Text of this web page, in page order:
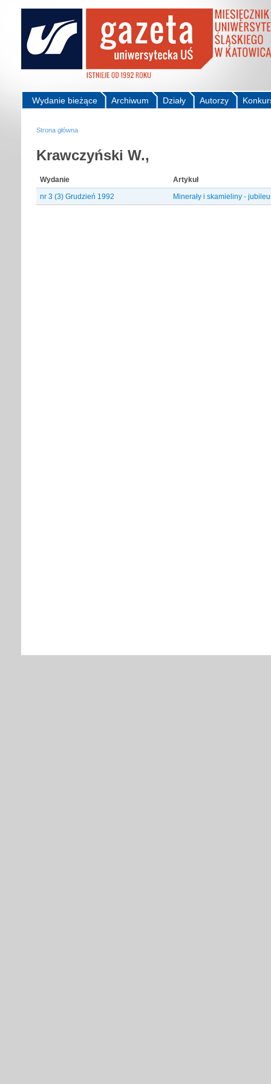
Autorzy
Działy
Archiwum
Wydanie bieżące
Strona główna
Krawczyński W.,
Wydanie
Artykuł
nr 3 (3) Grudzień 1992
Minerały i skamieliny -